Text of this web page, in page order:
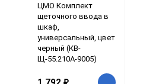
ЦМО Комплект
щеточного ввода в
шкаф,
универсальный, цвет
черный (КВ-
Щ-55.210А-9005)
₽